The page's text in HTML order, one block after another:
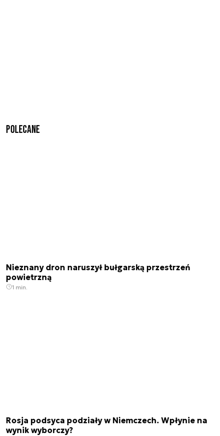
Polecane
Nieznany dron naruszył bułgarską przestrzeń
powietrzną
1 min.
Rosja podsyca podziały w Niemczech. Wpłynie na
wynik wyborczy?